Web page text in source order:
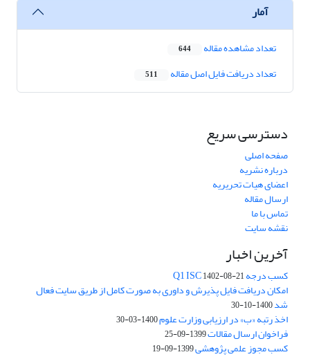
آمار
تعداد مشاهده مقاله 644
تعداد دریافت فایل اصل مقاله 511
دسترسی سریع
صفحه اصلی
درباره نشریه
اعضای هیات تحریریه
ارسال مقاله
تماس با ما
نقشه سایت
آخرین اخبار
کسب درجه Q1 ISC1402-08-21
امکان دریافت فایل پذیرش و داوری به صورت کامل از طریق سایت فعال
شد1400-10-30
اخذ رتبه «ب» در ارزیابی وزارت علوم1400-03-30
فراخوان ارسال مقالات1399-09-25
کسب مجوز علمی پژوهشی1399-09-19